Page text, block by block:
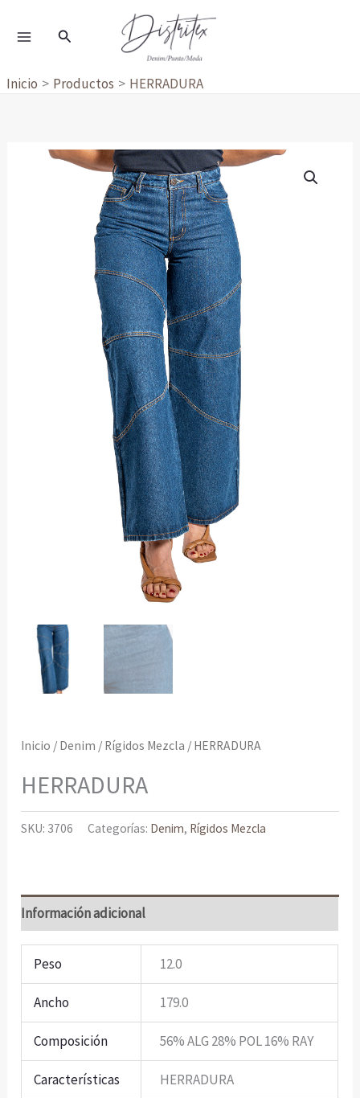
Buscar
Inicio Productos HERRADURA
Inicio / Denim / Rígidos Mezcla / HERRADURA
HERRADURA
SKU: 3706 Categorías: Denim, Rígidos Mezcla
Información adicional
Peso 12.0
Ancho 179.0
Composición 56% ALG 28% POL 16% RAY
Características HERRADURA